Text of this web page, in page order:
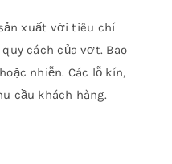
xuất với tiêu chí
cách của vợt. Bao
nhiễn. Các lỗ kín,
cầu khách hàng.